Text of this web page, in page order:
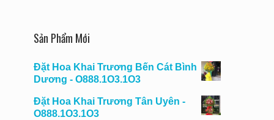
Sản Phẩm Mới
Đặt Hoa Khai Trương Bến Cát Bình
Dương - O888.1O3.1O3
Đặt Hoa Khai Trương Tân Uyên -
O888.1O3.1O3